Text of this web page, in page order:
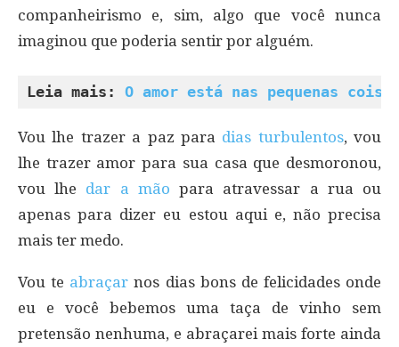
companheirismo e, sim, algo que você nunca
imaginou que poderia sentir por alguém.
Leia mais: O amor está nas pequenas
Vou lhe trazer a paz para dias turbulentos, vou
lhe trazer amor para sua casa que desmoronou,
vou lhe dar a mão para atravessar a rua ou
apenas para dizer eu estou aqui e, não precisa
mais ter medo.
Vou te abraçar nos dias bons de felicidades onde
eu e você bebemos uma taça de vinho sem
pretensão nenhuma, e abraçarei mais forte ainda